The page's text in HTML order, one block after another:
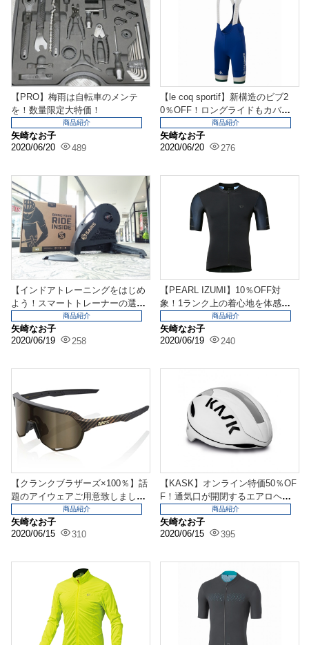
【PRO】梅雨は自転車のメンテ
を！数量限定大特価！
矢崎なお子
2020/06/20
489
商品紹介
【le coq sportif】新構造のビブ2
0％OFF！ロングライドもカバ
矢崎なお子
2020/06/20
276
商品紹介
【インドアトレーニングをはじめ
よう！スマートトレーナーの選び
矢崎なお子
2020/06/19
258
商品紹介
【PEARL IZUMI】10％OFF対
象！1ランク上の着心地を体感し
矢崎なお子
2020/06/19
240
商品紹介
【クランクブラザーズ×100％】話
題のアイウェアご用意致しまし
矢崎なお子
2020/06/15
310
商品紹介
【KASK】オンライン特価50％OF
F！通気口が開閉するエアロヘル
矢崎なお子
2020/06/15
395
商品紹介